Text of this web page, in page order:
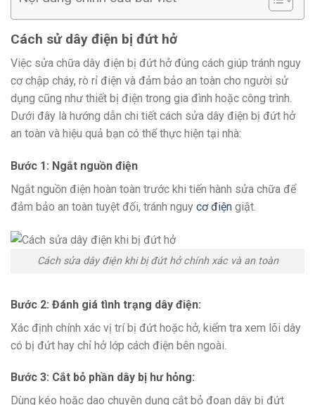
Cách sử dây điện bị đứt hở
Việc sửa chữa dây điện bị đứt hở đúng cách giúp tránh nguy
cơ chập cháy, rò rỉ điện và đảm bảo an toàn cho người sử
dụng cũng như thiết bị điện trong gia đình hoặc công trình.
Dưới đây là hướng dẫn chi tiết cách sửa dây điện bị đứt hở
an toàn và hiệu quả bạn có thể thực hiện tại nhà:
Bước 1: Ngắt nguồn điện
Ngắt nguồn điện hoàn toàn trước khi tiến hành sửa chữa để
đảm bảo an toàn tuyệt đối, tránh nguy cơ điện giật.
Cách sửa dây điện khi bị đứt hở chính xác và an toàn
Bước 2: Đánh giá tình trạng dây điện:
Xác định chính xác vị trí bị đứt hoặc hở, kiểm tra xem lõi dây
có bị đứt hay chỉ hở lớp cách điện bên ngoài.
Bước 3: Cắt bỏ phần dây bị hư hỏng:
Dùng kéo hoặc dao chuyên dụng cắt bỏ đoạn dây bị đứt